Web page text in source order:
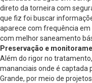
direto da torneira com
que fiz foi buscar
aparece com frequência
com melhor saneamento
Preservação e
Além do rigor no
mananciais onde é captada
Grande, por meio de